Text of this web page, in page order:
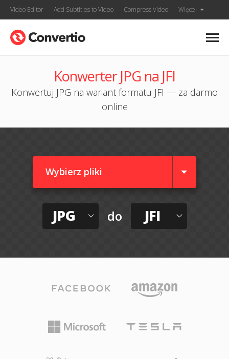
Video Editor Add Subtitles to Video Compress Video Więcej
Konwerter JPG na JFI
Konwertuj JPG na wariant formatu JFI — za darmo
online
Wybierz pliki
JPG do JFI